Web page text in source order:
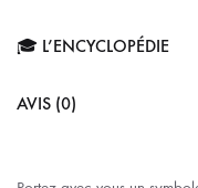
🎓 L’ENCYCLOPÉDIE
AVIS (0)